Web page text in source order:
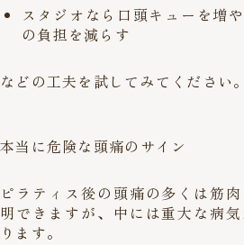
スタジオなら口頭キューを増
の負担を減らす
などの工夫を試してみてください。
本当に危険な頭痛のサイン
ピラティス後の頭痛の多くは筋
明できますが、中には重大な病
ります。